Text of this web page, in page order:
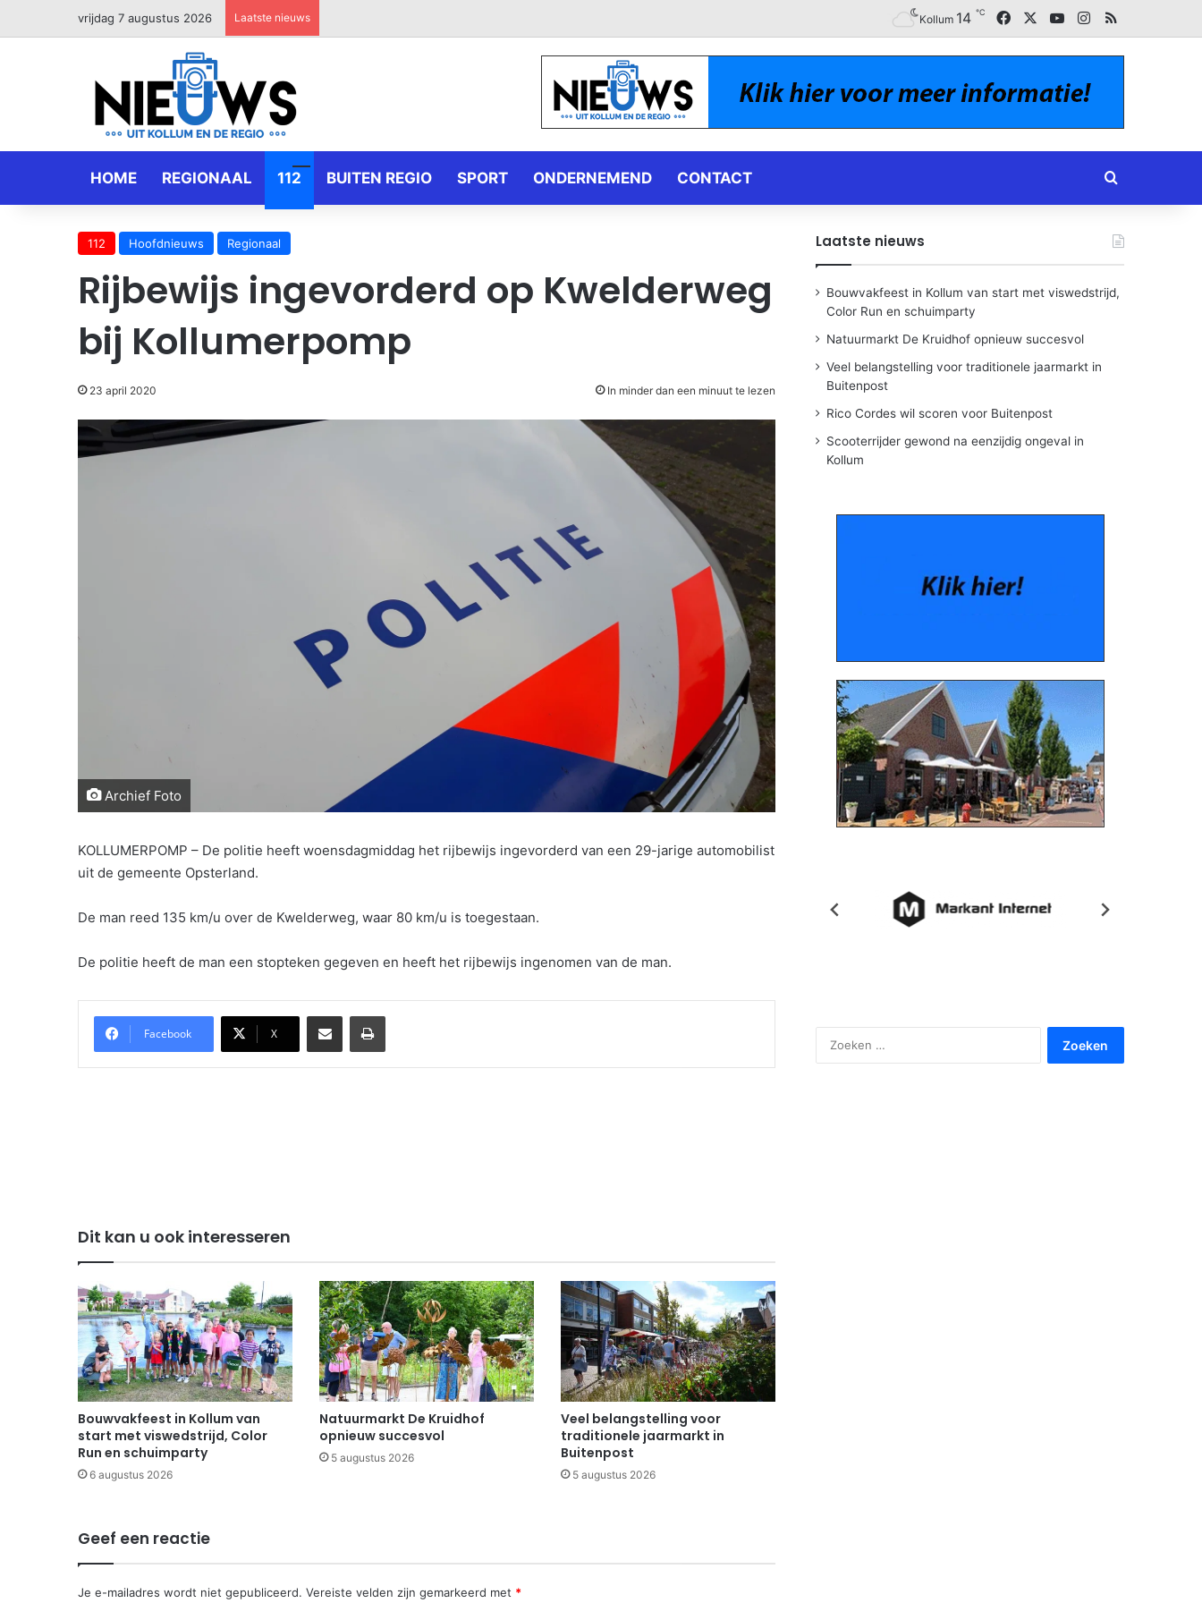
vrijdag 7 augustus 2026 Laatste nieuws Kollum 14 ℃ FacebookYouTubeInstagram
RSS
HOME REGIONAAL 112 BUITEN REGIO SPORT ONDERNEMEND CONTACT Zoeken naar
112 Hoofdnieuws Regionaal
Rijbewijs ingevorderd op Kwelderweg
bij Kollumerpomp
23 april 2020 In minder dan een minuut te lezen
Archief Foto
KOLLUMERPOMP – De politie heeft woensdagmiddag het rijbewijs ingevorderd van een 29-jarige automobilist
uit de gemeente Opsterland.
De man reed 135 km/u over de Kwelderweg, waar 80 km/u is toegestaan.
De politie heeft de man een stopteken gegeven en heeft het rijbewijs ingenomen van de man.
Facebook X
Delen via Email Print
Dit kan u ook interesseren
Bouwvakfeest in Kollum van
start met viswedstrijd, Color
Run en schuimparty
6 augustus 2026
Natuurmarkt De Kruidhof
opnieuw succesvol
5 augustus 2026
Veel belangstelling voor
traditionele jaarmarkt in
Buitenpost
5 augustus 2026
Geef een reactie
Je e-mailadres wordt niet gepubliceerd. Vereiste velden zijn gemarkeerd met *
Laatste nieuws
Bouwvakfeest in Kollum van start met viswedstrijd,
Color Run en schuimparty
Natuurmarkt De Kruidhof opnieuw succesvol
Veel belangstelling voor traditionele jaarmarkt in
Buitenpost
Rico Cordes wil scoren voor Buitenpost
Scooterrijder gewond na eenzijdig ongeval in
Kollum
naar: